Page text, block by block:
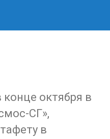
октября в
СГ»,
в